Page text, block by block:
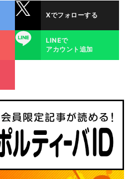
Xでフォローする
LINE
LINEで
アカウント追加